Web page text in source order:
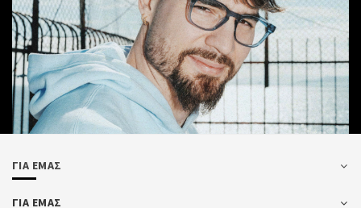
ΓΙΑ ΕΜΑΣ
ΓΙΑ ΕΜΑΣ